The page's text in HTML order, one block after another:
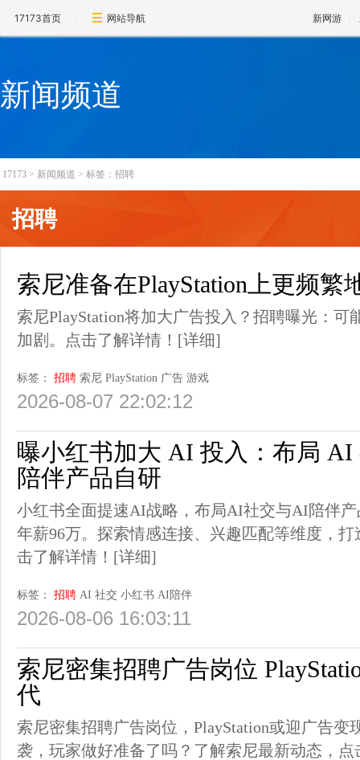
17173首页 网站导航 新网游
新闻频道
17173 > 新闻频道 > 标签：招聘
招聘
索尼准备在PlayStation上更频繁
索尼PlayStation将加大广告投入？招聘曝光：可
加剧。点击了解详情！ [详细]
标签： 招聘 索尼 PlayStation 广告 游戏
2026-08-07 22:02:12
曝小红书加大 AI 投入：布局
陪伴产品自研
小红书全面提速AI战略，布局AI社交与AI陪伴
年薪96万。探索情感连接、兴趣匹配等维度，
击了解详情！ [详细]
标签： 招聘 AI 社交 小红书 AI陪伴
2026-08-06 16:03:11
索尼密集招聘广告岗位
代
索尼密集招聘广告岗位，PlayStation或迎广告变
袭，玩家做好准备了吗？了解索尼最新动态，点